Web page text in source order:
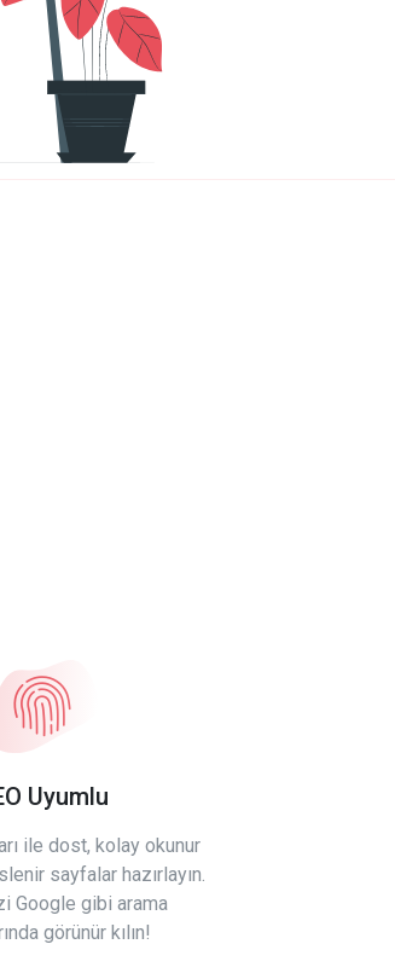
Uyumlu
ile dost, kolay okunur
sayfalar hazırlayın.
Google gibi arama
görünür kılın!